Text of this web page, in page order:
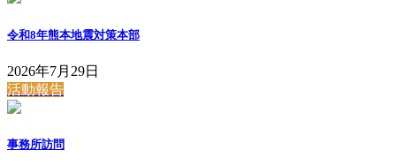
令和8年熊本地震対策本部
2026年7月29日
活動報告
事務所訪問